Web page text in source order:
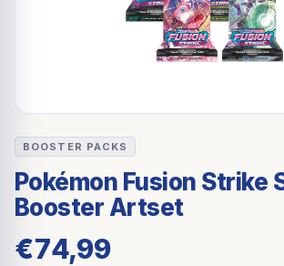
BOOSTER PACKS
Pokémon Fusion Strike
Booster Artset
€74,99